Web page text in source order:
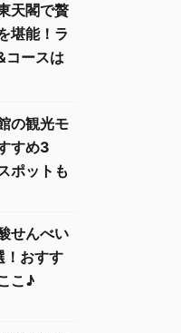
天閣で贅
堪能！ラ
コースは
の観光モ
すめ3
ポットも
せんべい
！おすす
こ♪